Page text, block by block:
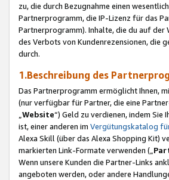
zu, die durch Bezugnahme einen
Partnerprogramm, die IP-Lizenz für das
Partnerprogramm). Inhalte, die du auf der
des Verbots von Kundenrezensionen, die
durch.
1.Beschreibung des
Das Partnerprogramm ermöglicht Ihnen,
(nur verfügbar für Partner, die eine
Website“) Geld zu verdienen, indem Sie
ist, einer anderen im Vergütungskatalog
Alexa Skill (über das Alexa Shopping Kit)
markierten Link-Formate verwenden („
Wenn unsere Kunden die Partner-Links
angeboten werden, oder andere